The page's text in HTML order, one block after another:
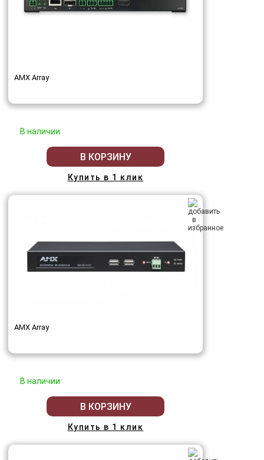
AMX Array
В наличии
В КОРЗИНУ
Купить в 1 клик
AMX Array
В наличии
В КОРЗИНУ
Купить в 1 клик